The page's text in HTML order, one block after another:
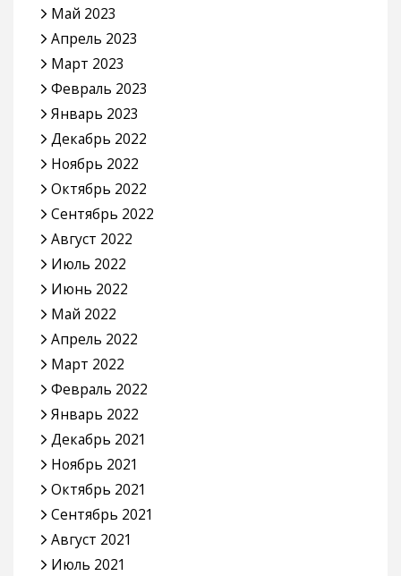
Май 2023
Апрель 2023
Март 2023
Февраль 2023
Январь 2023
Декабрь 2022
Ноябрь 2022
Октябрь 2022
Сентябрь 2022
Август 2022
Июль 2022
Июнь 2022
Май 2022
Апрель 2022
Март 2022
Февраль 2022
Январь 2022
Декабрь 2021
Ноябрь 2021
Октябрь 2021
Сентябрь 2021
Август 2021
Июль 2021